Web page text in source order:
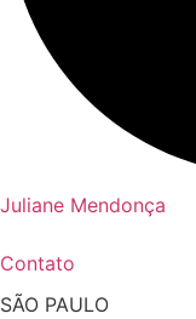
Juliane Mendonça
Contato
SÃO PAULO